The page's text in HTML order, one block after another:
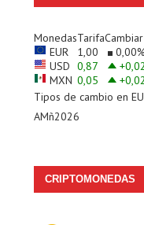
MonedasTarifa
EUR
1,00 0,00%
USD 0,87 +0,02
MXN 0,05 +0,02
Tipos de cambio en
AMñ2026
CRIPTOMONEDAS